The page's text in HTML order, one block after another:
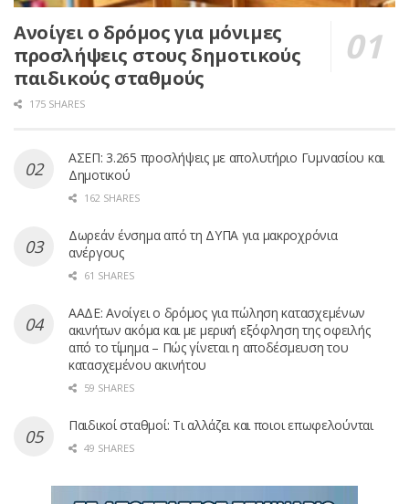
Ανοίγει ο δρόμος για μόνιμες
προσλήψεις στους δημοτικούς
παιδικούς σταθμούς
175 SHARES
ΑΣΕΠ: 3.265 προσλήψεις με απολυτήριο Γυμνασίου και
Δημοτικού
162 SHARES
Δωρεάν ένσημα από τη ΔΥΠΑ για μακροχρόνια
ανέργους
61 SHARES
ΑΑΔΕ: Ανοίγει ο δρόμος για πώληση κατασχεμένων
ακινήτων ακόμα και με μερική εξόφληση της οφειλής
από το τίμημα – Πώς γίνεται η αποδέσμευση του
κατασχεμένου ακινήτου
59 SHARES
Παιδικοί σταθμοί: Τι αλλάζει και ποιοι επωφελούνται
49 SHARES